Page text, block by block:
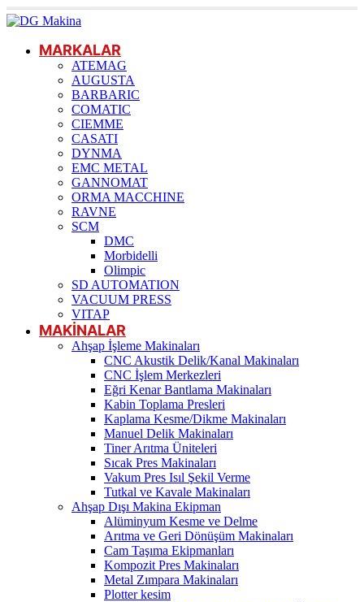
MARKALAR
ATEMAG
AUGUSTA
BARBARIC
COMATIC
CIEMME
CASATI
DYNMA
EMC METAL
GANNOMAT
ORMA MACCHINE
RAVNE
SCM
DMC
Morbidelli
Olimpic
SD AUTOMATION
VACUUM PRESS
VITAP
MAKİNALAR
Ahşap İşleme Makinaları
CNC Akustik Delik/Kanal Makinaları
CNC İşlem Merkezleri
Eğri Kenar Bantlama Makinaları
Kabin Toplama Presleri
Kaplama Kesme/Dikme Makinaları
Manuel Delik Makinaları
Tiner Arıtma Üniteleri
Sıcak Pres Makinaları
Vakum Pres Isıl Şekil Verme
Tutkal ve Kavale Makinaları
Ahşap Dışı Makina Ekipman
Alüminyum Kesme ve Delme
Arıtma ve Geri Dönüşüm Makinaları
Cam Taşıma Ekipmanları
Kompozit Pres Makinaları
Metal Zımpara Makinaları
Plotter kesim